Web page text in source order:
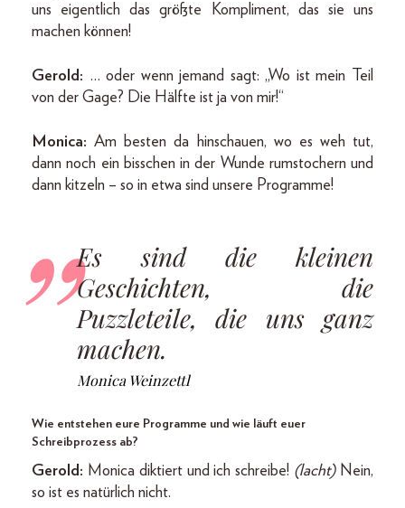
uns eigentlich das größte Kompliment, das sie uns
machen können!
Gerold: … oder wenn jemand sagt: „Wo ist mein Teil
von der Gage? Die Hälfte ist ja von mir!“
Monica: Am besten da hinschauen, wo es weh tut,
dann noch ein bisschen in der Wunde rumstochern und
dann kitzeln – so in etwa sind unsere Programme!
Es sind die kleinen
Geschichten, die
Puzzleteile, die uns ganz
machen.
Monica Weinzettl
Wie entstehen eure Programme und wie läuft euer
Schreibprozess ab?
Gerold: Monica diktiert und ich schreibe! (lacht)Nein,
so ist es natürlich nicht.